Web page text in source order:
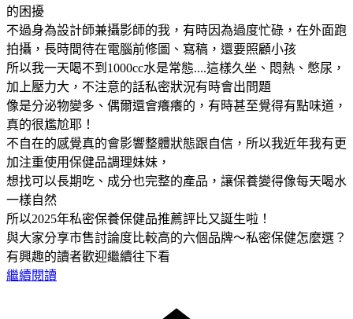
的困擾
不過身為設計師兼攝影師的我，有時因為過度忙碌，在外面跑
拍攝，長時間待在電腦前修圖、寫稿，還要照顧小孩
所以我一天喝不到1000cc水是常態....這樣久坐、悶熱、憋尿，
加上壓力大，不注意的話私密狀況有時會出問題
像是分泌物變多、偶爾還會癢癢的，有時甚至覺得有點味道，
真的很尷尬耶！
不自在的感覺真的會影響整體狀態跟自信，所以我近年我有更
加注重使用保健品調理妹妹，
想找可以長期吃、成分也完整的產品，讓保養變得像每天喝水
一樣自然
所以2025年私密保養保健品推薦評比又誕生啦！
與大家分享市售討論度比較高的六個品牌～私密保健怎麼選？
有興趣的讀者歡迎繼續往下看
繼續閱讀